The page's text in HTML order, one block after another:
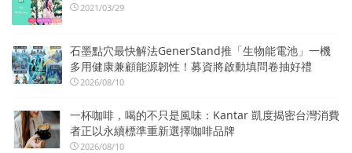
2021/03/29
石墨點穴最快解法GenerStand推「生物能電池」一機
多用健康兼顧能源韌性！募資將啟動填問卷抽好禮
2026/08/10
一杯咖啡，喝的不只是風味：Kantar 凱度揭密台灣消費
者正以永續標準重新選擇咖啡品牌
2026/08/10